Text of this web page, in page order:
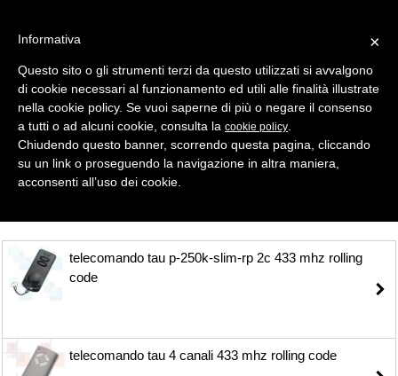
Selezione
TELECOMANDI ROLLING CODE > TAU
telecomando tau p-250k-slim-rp 2c 433 mhz rolling
code
telecomando tau 4 canali 433 mhz rolling code
×
Informativa
Questo sito o gli strumenti terzi da questo utilizzati si avvalgono
di cookie necessari al funzionamento ed utili alle finalità illustrate
nella cookie policy. Se vuoi saperne di più o negare il consenso
a tutti o ad alcuni cookie, consulta la cookie policy
Chiudendo questo banner, scorrendo questa pagina, cliccando
su un link o proseguendo la navigazione in altra maniera,
acconsenti all’uso dei cookie.